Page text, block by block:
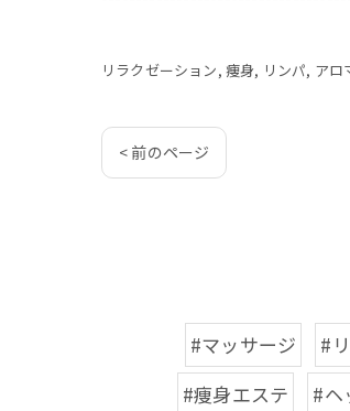
リラクゼーション 痩身 リンパ アロ
< 前のページ
#マッサージ #
#痩身エステ
#ヘ